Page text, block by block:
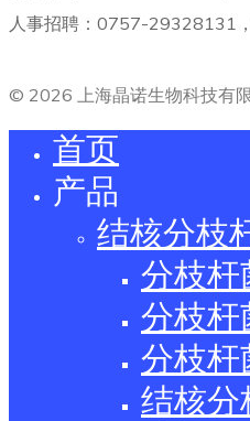
人事招聘：0757-29328131
© 2026 上海晶诺生物科技有
首页
产品
结核分枝
分枝杆
分枝杆
分枝杆
结核分